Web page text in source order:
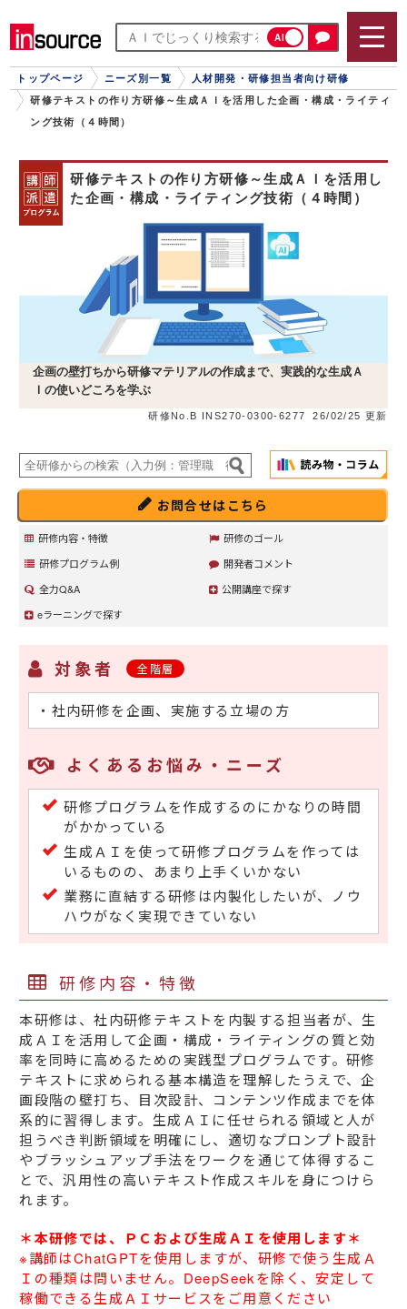
AI
トップページ ニーズ別一覧
人材開発・研修担当者向け研修
研修テキストの作り方研修～生成ＡＩを活用した企画・構成・ライティ
ング技術（４時間）
研修テキストの作り方研修～生成ＡＩを活用し
た企画・構成・ライティング技術（４時間）
企画の壁打ちから研修マテリアルの作成まで、実践的な生成Ａ
Ｉの使いどころを学ぶ
研修No.B INS270-0300-6277 26/02/25 更新
お問合せはこちら
研修内容・特徴
研修のゴール
研修プログラム例
開発者コメント
全力Q&A
公開講座で探す
eラーニングで探す
対象者 全階層
・社内研修を企画、実施する立場の方
よくあるお悩み・ニーズ
研修プログラムを作成するのにかなりの時間
がかかっている
生成ＡＩを使って研修プログラムを作っては
いるものの、あまり上手くいかない
業務に直結する研修は内製化したいが、ノウ
ハウがなく実現できていない
研修内容・特徴
本研修は、社内研修テキストを内製する担当者が、生
成ＡＩを活用して企画・構成・ライティングの質と効
率を同時に高めるための実践型プログラムです。研修
テキストに求められる基本構造を理解したうえで、企
画段階の壁打ち、目次設計、コンテンツ作成までを体
系的に習得します。生成ＡＩに任せられる領域と人が
担うべき判断領域を明確にし、適切なプロンプト設計
やブラッシュアップ手法をワークを通じて体得するこ
とで、汎用性の高いテキスト作成スキルを身につけら
れます。
＊本研修では、ＰＣおよび生成ＡＩを使用します＊
※講師はChatGPTを使用しますが、研修で使う生成Ａ
Ｉの種類は問いません。DeepSeekを除く、安定して
稼働できる生成ＡＩサービスをご用意ください